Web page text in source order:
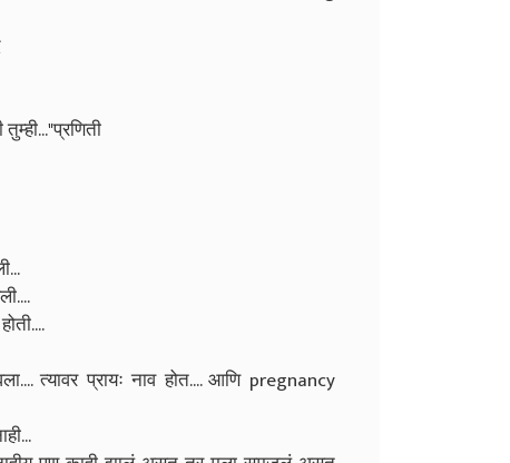
त्यावर प्रायः नाव होत.... आणि pregnancy